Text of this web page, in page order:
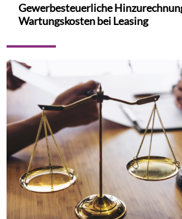
Gewerbesteuerliche
Wartungskosten bei Leasing